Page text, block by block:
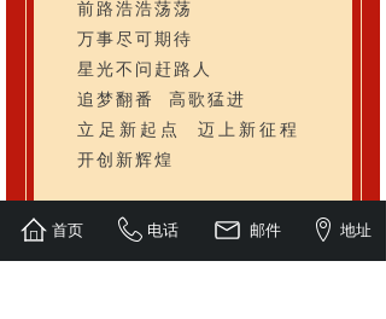
前路浩浩荡荡
万事尽可期待
星光不问赶路人
追梦翻番 高歌猛进
立足新起点 迈上新征程
开创新辉煌
大 · 展 · 鸿 · 兔
首页 电话 邮件 地址